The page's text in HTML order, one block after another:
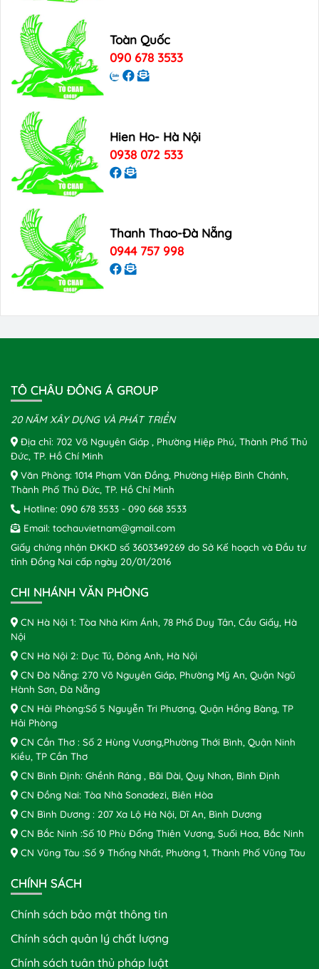
Toàn Quốc
090 678 3533
Hien Ho- Hà Nội
0938 072 533
Thanh Thao-Đà Nẵng
0944 757 998
TÔ CHÂU ĐÔNG Á GROUP
20 NĂM XÂY DỰNG VÀ PHÁT TRIỂN
Địa chỉ: 702 Võ Nguyên Giáp , Phường Hiệp Phú, Thành Phố Thủ
Đức, TP. Hồ Chí Minh
Văn Phòng: 1014 Phạm Văn Đồng, Phường Hiệp Bình Chánh,
Thành Phố Thủ Đức, TP. Hồ Chí Minh
Hotline: 090 678 3533 - 090 668 3533
Email: tochauvietnam@gmail.com
Giấy chứng nhận ĐKKD số 3603349269 do Sở Kế hoạch và Đầu tư
tỉnh Đồng Nai cấp ngày 20/01/2016
CHI NHÁNH VĂN PHÒNG
CN Hà Nội 1: Tòa Nhà Kim Ánh, 78 Phố Duy Tân, Cầu Giấy, Hà
Nội
CN Hà Nội 2: Dục Tú, Đông Anh, Hà Nội
CN Đà Nẵng: 270 Võ Nguyên Giáp, Phường Mỹ An, Quận Ngũ
Hành Sơn, Đà Nẵng
CN Hải Phòng:Số 5 Nguyễn Tri Phương, Quận Hồng Bàng, TP
Hải Phòng
CN Cần Thơ : Số 2 Hùng Vương,Phường Thới Bình, Quận Ninh
Kiều, TP Cần Thơ
CN Bình Định: Ghềnh Ráng , Bãi Dài, Quy Nhơn, Bình Định
CN Đồng Nai: Tòa Nhà Sonadezi, Biên Hòa
CN Bình Dương : 207 Xa Lộ Hà Nội, Dĩ An, Bình Dương
CN Bắc Ninh :Số 10 Phù Đổng Thiên Vương, Suối Hoa, Bắc Ninh
CN Vũng Tàu :Số 9 Thống Nhất, Phường 1, Thành Phố Vũng Tàu
CHÍNH SÁCH
Chính sách bảo mật thông tin
Chính sách quản lý chất lượng
Chính sách tuân thủ pháp luật